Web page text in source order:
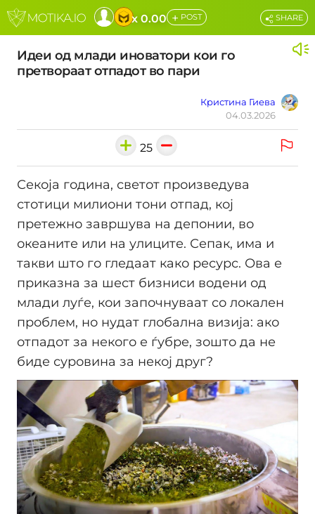
x 0.00 + POST
Идеи од млади иноватори кои го
претвораат отпадот во пари
Кристина Гиева
04.03.2026
SHARE
25
Секоја година, светот произведува
стотици милиони тони отпад, кој
претежно завршува на депонии, во
океаните или на улиците. Сепак, има и
такви што го гледаат како ресурс. Ова е
приказна за шест бизниси водени од
млади луѓе, кои започнуваат со локален
проблем, но нудат глобална визија: ако
отпадот за некого е ѓубре, зошто да не
биде суровина за некој друг?